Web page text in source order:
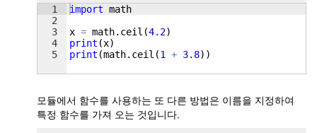
1
2
3
4
5
import math
x = math. ceil (4.2)
print (x)
print (math. ceil (1 + 3.8))
모듈에서 함수를 사용하는 또 다른 방법은 이름을 지정하여
특정 함수를 가져 오는 것입니다.